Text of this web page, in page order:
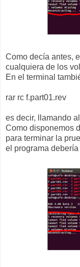
Como decía antes,
cualquiera de los
En el terminal
rar rc f.part01.rev
es decir, llamando
Como disponemos
para terminar la
el programa